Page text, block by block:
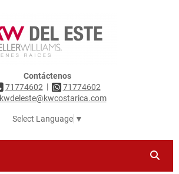
Contáctenos
71774602 |
71774602
kwdeleste@kwcostarica.com
Select Language ▼